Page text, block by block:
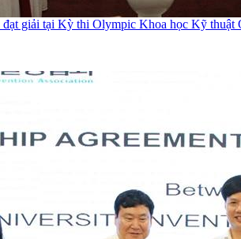
đạt giải tại Kỳ thi Olympic Khoa học Kỹ thuật